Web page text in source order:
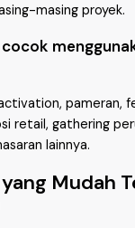
masing proyek.
pameran,
retail, gathering
lainnya.
Mudah